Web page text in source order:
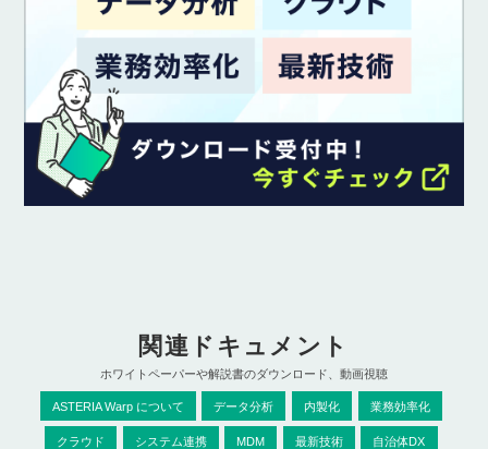
関連ドキュメント
ホワイトペーパーや解説書のダウンロード、動画視聴
ASTERIA Warp について データ分析 内製化 業務効率化
クラウド システム連携 MDM 最新技術 自治体DX